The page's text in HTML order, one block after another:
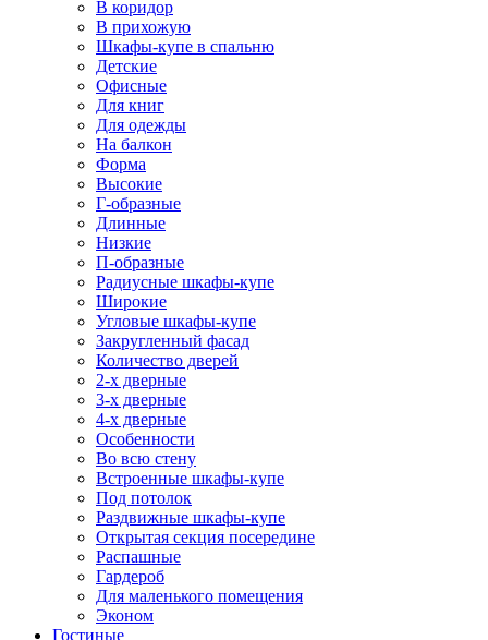
В коридор
В прихожую
Шкафы-купе в спальню
Детские
Офисные
Для книг
Для одежды
На балкон
Форма
Высокие
Г-образные
Длинные
Низкие
П-образные
Радиусные шкафы-купе
Широкие
Угловые шкафы-купе
Закругленный фасад
Количество дверей
2-х дверные
3-х дверные
4-х дверные
Особенности
Во всю стену
Встроенные шкафы-купе
Под потолок
Раздвижные шкафы-купе
Открытая секция посередине
Распашные
Гардероб
Для маленького помещения
Эконом
Гостиные